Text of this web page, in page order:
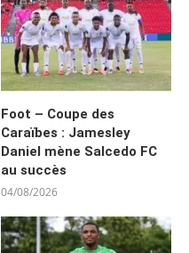
Foot – Coupe des
Caraïbes : Jamesley
Daniel mène Salcedo FC
au succès
04/08/2026